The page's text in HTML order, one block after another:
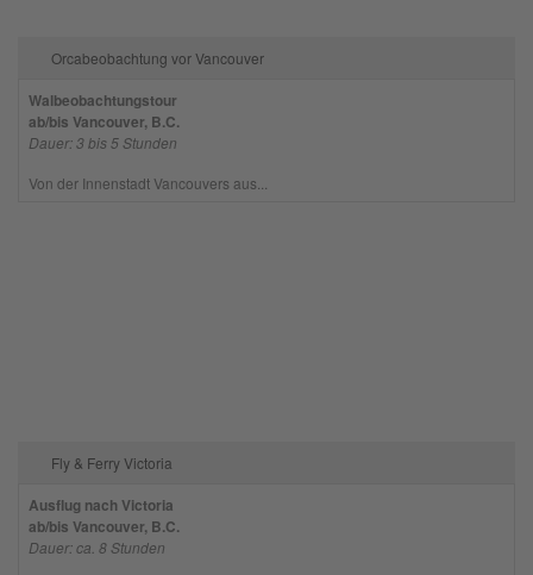
Orcabeobachtung vor Vancouver
Walbeobachtungstour
ab/bis Vancouver, B.C.
Dauer: 3 bis 5 Stunden
Von der Innenstadt Vancouvers aus...
Fly & Ferry Victoria
Ausflug nach Victoria
ab/bis Vancouver, B.C.
Dauer: ca. 8 Stunden